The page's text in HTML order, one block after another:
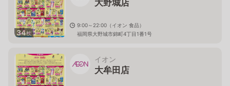
34枚
大野城店
9:00～22:00（イオン 食品）
福岡県大野城市錦町4丁目1番1号
イオン
大牟田店